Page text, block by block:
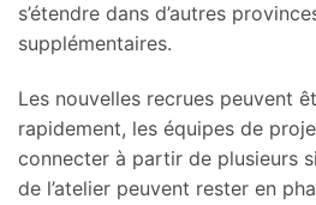
s’étendre dans d’autres
supplémentaires.
Les nouvelles recrues peuvent
rapidement, les équipes de
connecter à partir de plusieurs
de l’atelier peuvent rester en